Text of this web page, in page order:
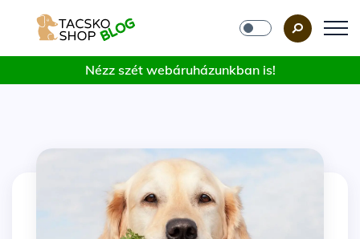
Nézz szét webáruházunkban is!